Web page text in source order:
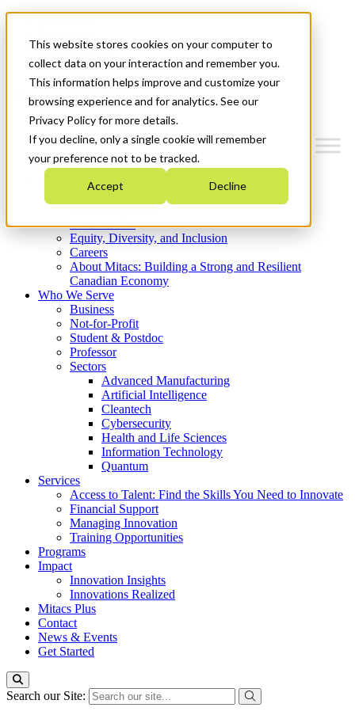
This website stores cookies on your computer to
collect data on your interaction and remember you.
This information helps improve and customize your
browsing experience and for analytics. See our
Privacy Policy for more details.
If you decline, only a single cookie will remember
your preference not to be tracked.
Accept Decline
News & Events
Get Started
Menu
Who We Are
Strategic Plan 2026-2030
What We Do
Equity, Diversity, and Inclusion
Careers
About Mitacs: Building a Strong and Resilient
Canadian Economy
Who We Serve
Business
Not-for-Profit
Student & Postdoc
Professor
Sectors
Advanced Manufacturing
Artificial Intelligence
Cleantech
Cybersecurity
Health and Life Sciences
Information Technology
Quantum
Services
Access to Talent: Find the Skills You Need to Innovate
Financial Support
Managing Innovation
Training Opportunities
Programs
Impact
Innovation Insights
Innovations Realized
Mitacs Plus
Contact
News & Events
Get Started
Search our Site: